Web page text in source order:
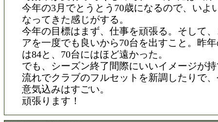
今年の3月でとうとう70歳になるので、いよ
なってきた感じがする。
今年の目標はまず、仕事を頑張る。そして
アを一度でも良いから70台を出すこと。昨
は84と、70台にはほど遠かった。
でも、シーズン終了間際にいいイメージが
流れでクラブのフルセットを新調したりで
意気込みはすごい。
頑張ります！